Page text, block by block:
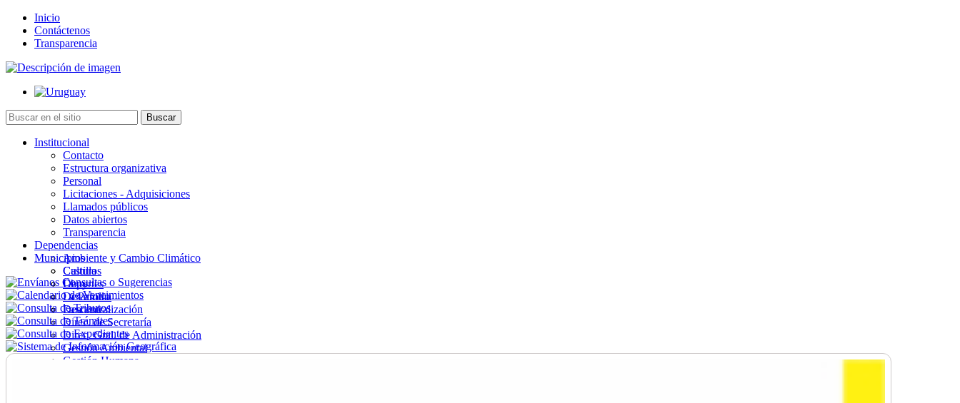
Inicio
Contáctenos
Transparencia
Institucional
Contacto
Estructura organizativa
Personal
Licitaciones - Adquisiciones
Llamados públicos
Datos abiertos
Transparencia
Dependencias
Ambiente y Cambio Climático
Cultura
Deportes
Desarrollo
Descentralización
Direc. de Secretaría
Direc. Gral. de Administración
Gestión Ambiental
Gestión Humana
Municipios
Castillos
Chuy
La Paloma
Lascano